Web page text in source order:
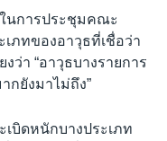
นการประชุมคณะ
ภทของอาวุธที่เชื่อว่า
ว่า “อาวุธบางรายการ
กยังมาไม่ถึง”
เบิดหนักบางประเภท